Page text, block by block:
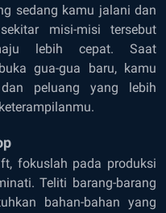
sedang kamu jalani dan
misi-misi tersebut
lebih cepat. Saat
gua-gua baru, kamu
peluang yang lebih
fokuslah pada produksi
Teliti barang-barang
bahan-bahan yang